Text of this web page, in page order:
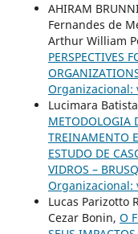
AHIRAM
Fernandes de
Arthur William
PERSPECTIVES
Organizacional:
Lucimara
METODOLOGIA
TREINAMENTO
ESTUDO DE
VIDROS –
Organizacional:
Lucas Parizotto
Cezar Bonin, O